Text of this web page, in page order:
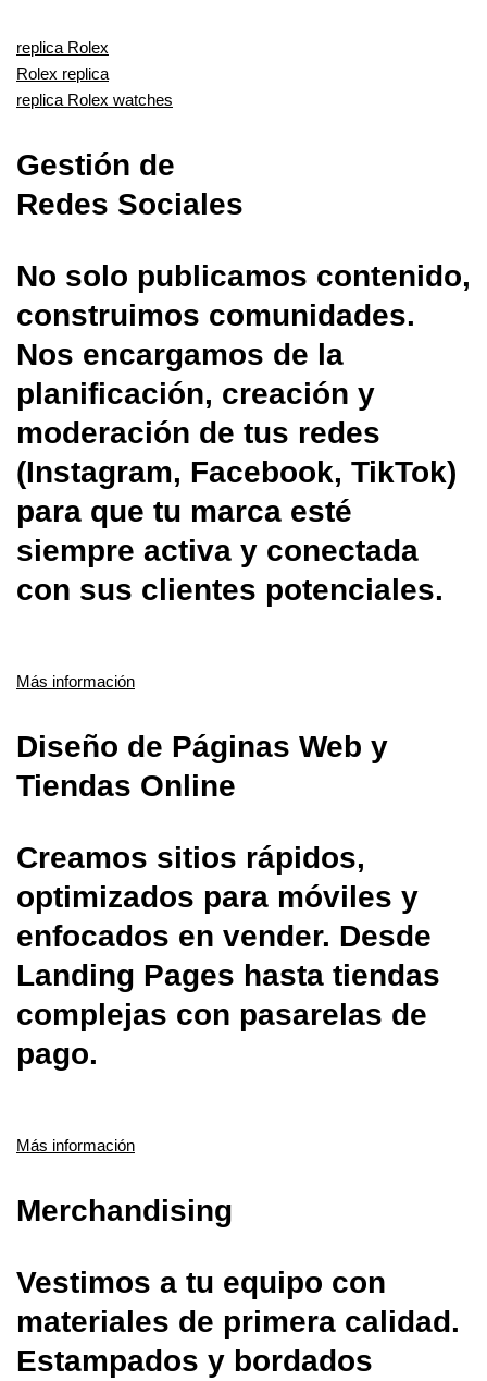
replica Rolex
Rolex replica
replica Rolex watches
Gestión de
Redes Sociales
No solo publicamos contenido,
construimos comunidades.
Nos encargamos de la
planificación, creación y
moderación de tus redes
(Instagram, Facebook, TikTok)
para que tu marca esté
siempre activa y conectada
con sus clientes potenciales.
Más información
Diseño de Páginas Web y
Tiendas Online
Creamos sitios rápidos,
optimizados para móviles y
enfocados en vender. Desde
Landing Pages hasta tiendas
complejas con pasarelas de
pago.
Más información
Merchandising
Vestimos a tu equipo con
materiales de primera calidad.
Estampados y bordados